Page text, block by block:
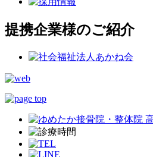
提携企業様のご紹介